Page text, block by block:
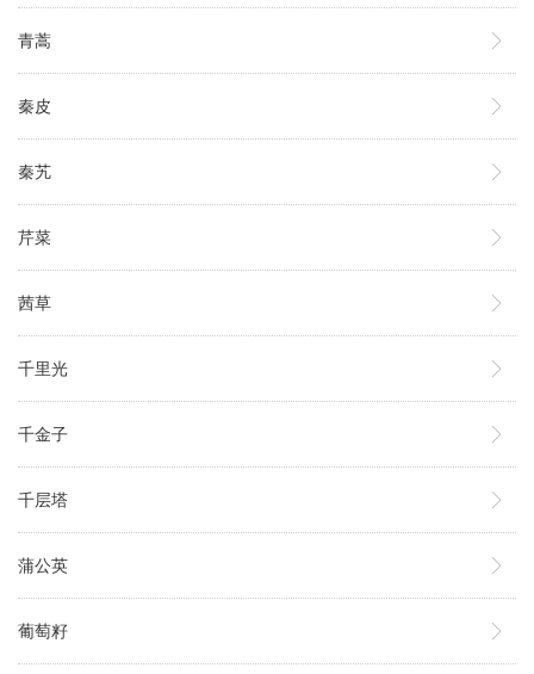
青蒿
秦皮
秦艽
芹菜
茜草
千里光
千金子
千层塔
蒲公英
葡萄籽